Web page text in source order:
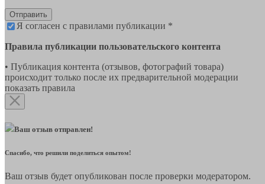
Отправить
Я согласен с правилами публикации *
Правила публикации пользовательского контента
• Публикация контента (отзывов, фотографий товара)
происходит только после их предварительной модерации
показать правила
Ваш отзыв отправлен!
Спасибо, что решили поделиться опытом!
Ваш отзыв будет опубликован после проверки модератором.